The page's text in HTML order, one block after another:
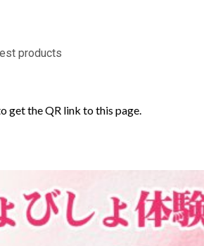
products
get the QR link to this page.